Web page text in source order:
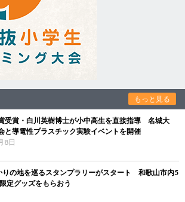
もっと見る
受賞・白川英樹博士が小中高生を直接指導 名城大
と導電性プラスチック実験イベントを開催
8日
りの地を巡るスタンプラリーがスタート 和歌山市内5
定グッズをもらおう